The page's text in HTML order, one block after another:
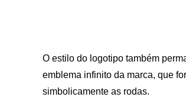
O estilo do logotipo também
emblema infinito da marca, que
simbolicamente as rodas.